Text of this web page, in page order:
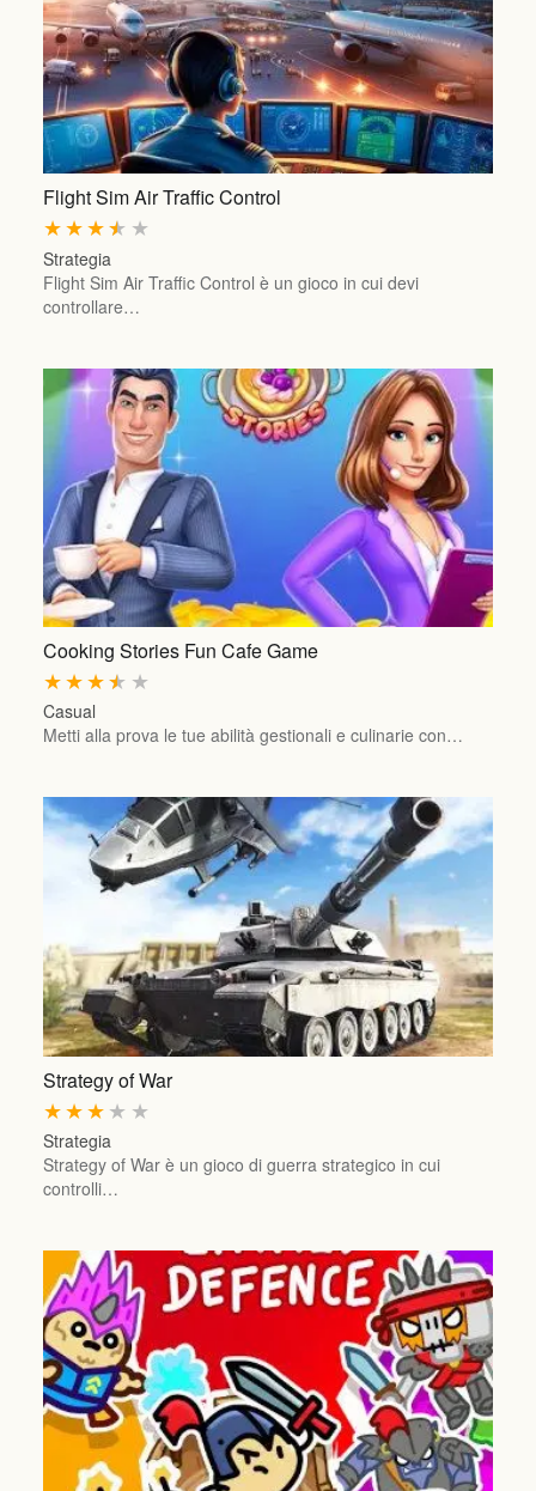
Flight Sim Air Traffic Control
★
★
★
★
★
Strategia
Flight Sim Air Traffic Control è un gioco in cui devi
controllare…
Cooking Stories Fun Cafe Game
★
★
★
★
★
Casual
Metti alla prova le tue abilità gestionali e culinarie con…
Strategy of War
★
★
★
★
★
Strategia
Strategy of War è un gioco di guerra strategico in cui
controlli…